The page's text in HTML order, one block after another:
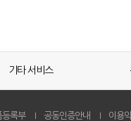
기타 서비스
등록부 공동인증안내 이용